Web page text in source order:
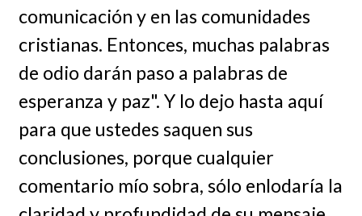
comunicación y en las comunidades
cristianas. Entonces, muchas palabras
de odio darán paso a palabras de
esperanza y paz". Y lo dejo hasta aquí
para que ustedes saquen sus
conclusiones, porque cualquier
comentario mío sobra, sólo enlodaría la